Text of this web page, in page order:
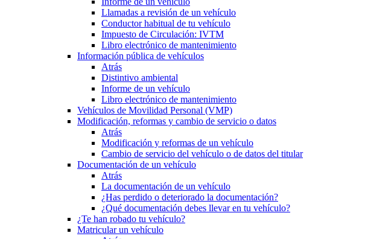
Llamadas a revisión de un vehículo
Conductor habitual de tu vehículo
Impuesto de Circulación: IVTM
Libro electrónico de mantenimiento
Información pública de vehículos
Atrás
Distintivo ambiental
Informe de un vehículo
Libro electrónico de mantenimiento
Vehículos de Movilidad Personal (VMP)
Modificación, reformas y cambio de servicio o datos
Atrás
Modificación y reformas de un vehículo
Cambio de servicio del vehículo o de datos del titular
Documentación de un vehículo
Atrás
La documentación de un vehículo
¿Has perdido o deteriorado la documentación?
¿Qué documentación debes llevar en tu vehículo?
¿Te han robado tu vehículo?
Matricular un vehículo